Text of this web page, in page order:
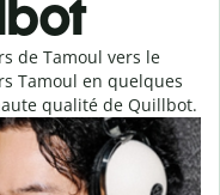
de Tamoul vers le
Tamoul en quelques
qualité de Quillbot.